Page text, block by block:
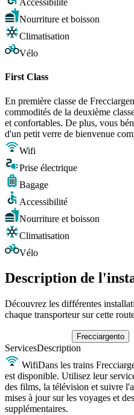
Accessibilité
Nourriture et boisson
Climatisation
Vélo
First Class
En première classe de
commodités de la deuxième
et confortables. De plus, vous
d'un petit verre de bienvenue
Wifi
Prise électrique
Bagage
Accessibilité
Nourriture et boisson
Climatisation
Vélo
Description de
Découvrez les différentes
chaque transporteur sur cette
Frecciargento
ServicesDescription
WifiDans les trains
est disponible. Utilisez leur
des films, la télévision et suivre
mises à jour sur les voyages et
supplémentaires.